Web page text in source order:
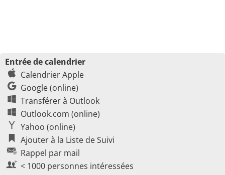
Entrée de calendrier
Calendrier Apple
Google (online)
Transférer à Outlook
Outlook.com (online)
Yahoo (online)
Ajouter à la Liste de Suivi
Rappel par mail
< 1000 personnes intéressées